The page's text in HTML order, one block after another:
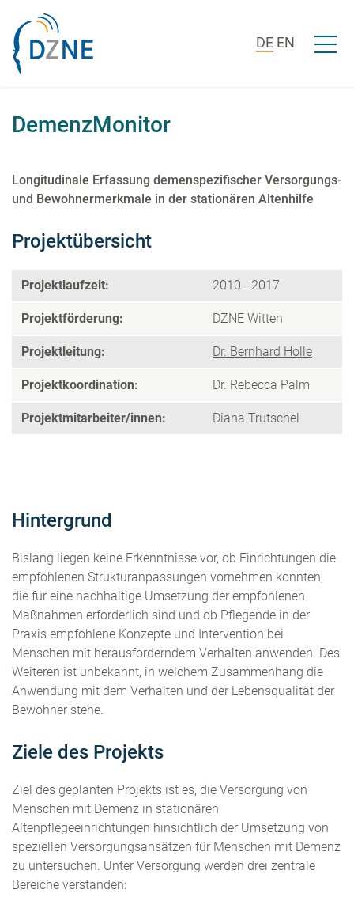
DE EN Menü
DemenzMonitor
Longitudinale Erfassung demenspezifischer Versorgungs-
und Bewohnermerkmale in der stationären Altenhilfe
Projektübersicht
Projektlaufzeit: 2010 - 2017
Projektförderung: DZNE Witten
Projektleitung: Dr. Bernhard Holle
Projektkoordination: Dr. Rebecca Palm
Projektmitarbeiter/innen: Diana Trutschel
Hintergrund
Bislang liegen keine Erkenntnisse vor, ob Einrichtungen die
empfohlenen Strukturanpassungen vornehmen konnten,
die für eine nachhaltige Umsetzung der empfohlenen
Maßnahmen erforderlich sind und ob Pflegende in der
Praxis empfohlene Konzepte und Intervention bei
Menschen mit herausforderndem Verhalten anwenden. Des
Weiteren ist unbekannt, in welchem Zusammenhang die
Anwendung mit dem Verhalten und der Lebensqualität der
Bewohner stehe.
Ziele des Projekts
Ziel des geplanten Projekts ist es, die Versorgung von
Menschen mit Demenz in stationären
Altenpflegeeinrichtungen hinsichtlich der Umsetzung von
speziellen Versorgungsansätzen für Menschen mit Demenz
zu untersuchen. Unter Versorgung werden drei zentrale
Bereiche verstanden: